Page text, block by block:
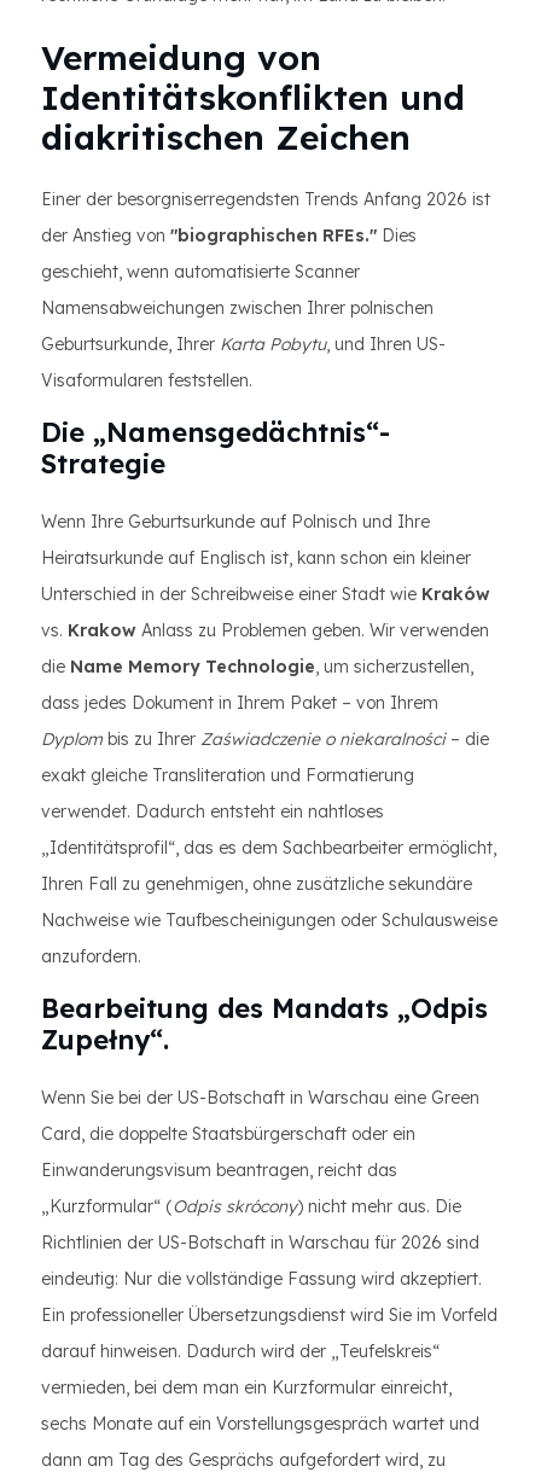
Vermeidung von
Identitätskonflikten und
diakritischen Zeichen
Einer der besorgniserregendsten Trends Anfang 2026 ist
der Anstieg von "biographischen RFEs." Dies
geschieht, wenn automatisierte Scanner
Namensabweichungen zwischen Ihrer polnischen
Geburtsurkunde, Ihrer Karta Pobytu, und Ihren US-
Visaformularen feststellen.
Die „Namensgedächtnis“-
Strategie
Wenn Ihre Geburtsurkunde auf Polnisch und Ihre
Heiratsurkunde auf Englisch ist, kann schon ein kleiner
Unterschied in der Schreibweise einer Stadt wie Kraków
vs. Krakow Anlass zu Problemen geben. Wir verwenden
die Name Memory Technologie, um sicherzustellen,
dass jedes Dokument in Ihrem Paket – von Ihrem
Dyplom bis zu Ihrer Zaświadczenie o niekaralności– die
exakt gleiche Transliteration und Formatierung
verwendet. Dadurch entsteht ein nahtloses
„Identitätsprofil“, das es dem Sachbearbeiter ermöglicht,
Ihren Fall zu genehmigen, ohne zusätzliche sekundäre
Nachweise wie Taufbescheinigungen oder Schulausweise
anzufordern.
Bearbeitung des Mandats „Odpis
Zupełny“.
Wenn Sie bei der US-Botschaft in Warschau eine Green
Card, die doppelte Staatsbürgerschaft oder ein
Einwanderungsvisum beantragen, reicht das
„Kurzformular“ (Odpis skrócony) nicht mehr aus. Die
Richtlinien der US-Botschaft in Warschau für 2026 sind
eindeutig: Nur die vollständige Fassung wird akzeptiert.
Ein professioneller Übersetzungsdienst wird Sie im Vorfeld
darauf hinweisen. Dadurch wird der „Teufelskreis“
vermieden, bei dem man ein Kurzformular einreicht,
sechs Monate auf ein Vorstellungsgespräch wartet und
dann am Tag des Gesprächs aufgefordert wird, zu